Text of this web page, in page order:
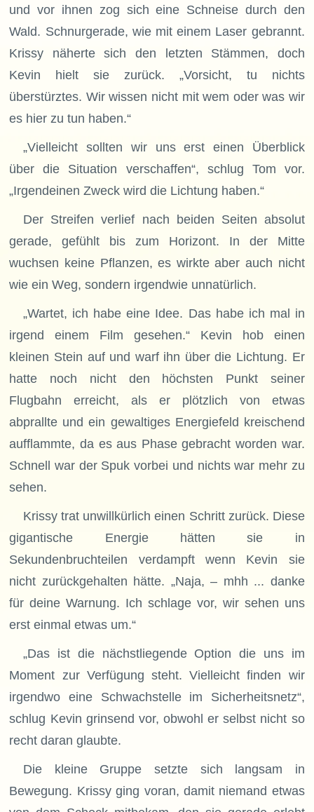
und vor ihnen zog sich eine Schneise durch den
Wald. Schnurgerade, wie mit einem Laser gebrannt.
Krissy näherte sich den letzten Stämmen, doch
Kevin hielt sie zurück. „Vorsicht, tu nichts
überstürztes. Wir wissen nicht mit wem oder was wir
es hier zu tun haben.“
„Vielleicht sollten wir uns erst einen Überblick
über die Situation verschaffen“, schlug Tom vor.
„Irgendeinen Zweck wird die Lichtung haben.“
Der Streifen verlief nach beiden Seiten absolut
gerade, gefühlt bis zum Horizont. In der Mitte
wuchsen keine Pflanzen, es wirkte aber auch nicht
wie ein Weg, sondern irgendwie unnatürlich.
„Wartet, ich habe eine Idee. Das habe ich mal in
irgend einem Film gesehen.“ Kevin hob einen
kleinen Stein auf und warf ihn über die Lichtung. Er
hatte noch nicht den höchsten Punkt seiner
Flugbahn erreicht, als er plötzlich von etwas
abprallte und ein gewaltiges Energiefeld kreischend
aufflammte, da es aus Phase gebracht worden war.
Schnell war der Spuk vorbei und nichts war mehr zu
sehen.
Krissy trat unwillkürlich einen Schritt zurück. Diese
gigantische Energie hätten sie in
Sekundenbruchteilen verdampft wenn Kevin sie
nicht zurückgehalten hätte. „Naja, – mhh ... danke
für deine Warnung. Ich schlage vor, wir sehen uns
erst einmal etwas um.“
„Das ist die nächstliegende Option die uns im
Moment zur Verfügung steht. Vielleicht finden wir
irgendwo eine Schwachstelle im Sicherheitsnetz“,
schlug Kevin grinsend vor, obwohl er selbst nicht so
recht daran glaubte.
Die kleine Gruppe setzte sich langsam in
Bewegung. Krissy ging voran, damit niemand etwas